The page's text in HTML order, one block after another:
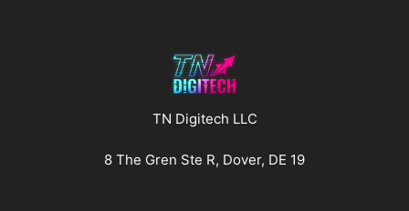
TN Digitech LLC
8 The Gren Ste R, Dover, DE 19